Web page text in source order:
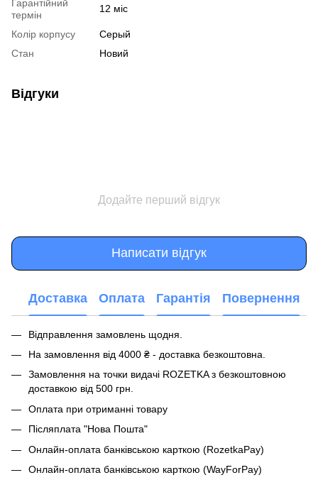
Гарантійний
термін
12 міс
Колір корпусу
Серый
Стан
Новий
Відгуки
Додайте перший відгук
Написати відгук
Доставка Оплата Гарантія Повернення
Відправлення замовлень щодня.
На замовлення від 4000 ₴ - доставка безкоштовна.
Замовлення на точки видачі ROZETKA з безкоштовною
доставкою від 500 грн.
Оплата при отриманні товару
Післяплата "Нова Пошта"
Онлайн-оплата банківською карткою (RozetkaPay)
Онлайн-оплата банківською карткою (WayForPay)